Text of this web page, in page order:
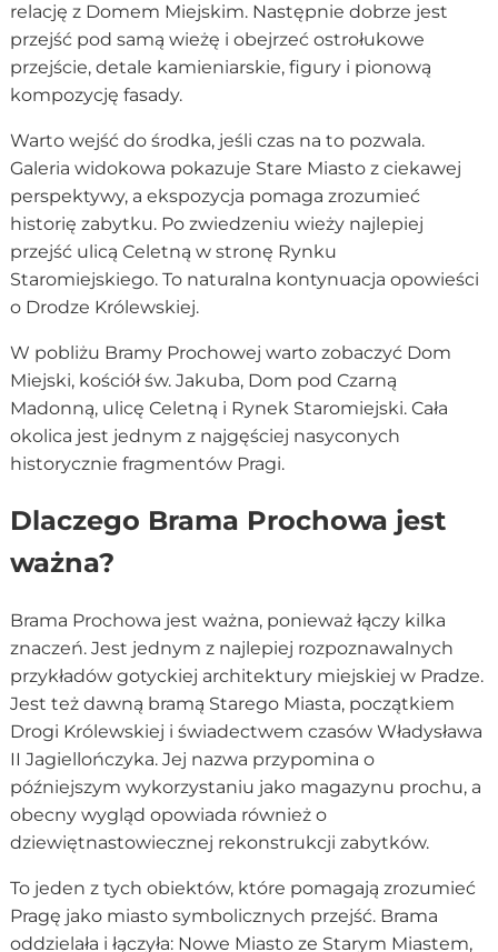
relację z Domem Miejskim. Następnie dobrze jest
przejść pod samą wieżę i obejrzeć ostrołukowe
przejście, detale kamieniarskie, figury i pionową
kompozycję fasady.
Warto wejść do środka, jeśli czas na to pozwala.
Galeria widokowa pokazuje Stare Miasto z ciekawej
perspektywy, a ekspozycja pomaga zrozumieć
historię zabytku. Po zwiedzeniu wieży najlepiej
przejść ulicą Celetną w stronę Rynku
Staromiejskiego. To naturalna kontynuacja opowieści
o Drodze Królewskiej.
W pobliżu Bramy Prochowej warto zobaczyć Dom
Miejski, kościół św. Jakuba, Dom pod Czarną
Madonną, ulicę Celetną i Rynek Staromiejski. Cała
okolica jest jednym z najgęściej nasyconych
historycznie fragmentów Pragi.
Dlaczego Brama Prochowa jest
ważna?
Brama Prochowa jest ważna, ponieważ łączy kilka
znaczeń. Jest jednym z najlepiej rozpoznawalnych
przykładów gotyckiej architektury miejskiej w Pradze.
Jest też dawną bramą Starego Miasta, początkiem
Drogi Królewskiej i świadectwem czasów Władysława
II Jagiellończyka. Jej nazwa przypomina o
późniejszym wykorzystaniu jako magazynu prochu, a
obecny wygląd opowiada również o
dziewiętnastowiecznej rekonstrukcji zabytków.
To jeden z tych obiektów, które pomagają zrozumieć
Pragę jako miasto symbolicznych przejść. Brama
oddzielała i łączyła: Nowe Miasto ze Starym Miastem,